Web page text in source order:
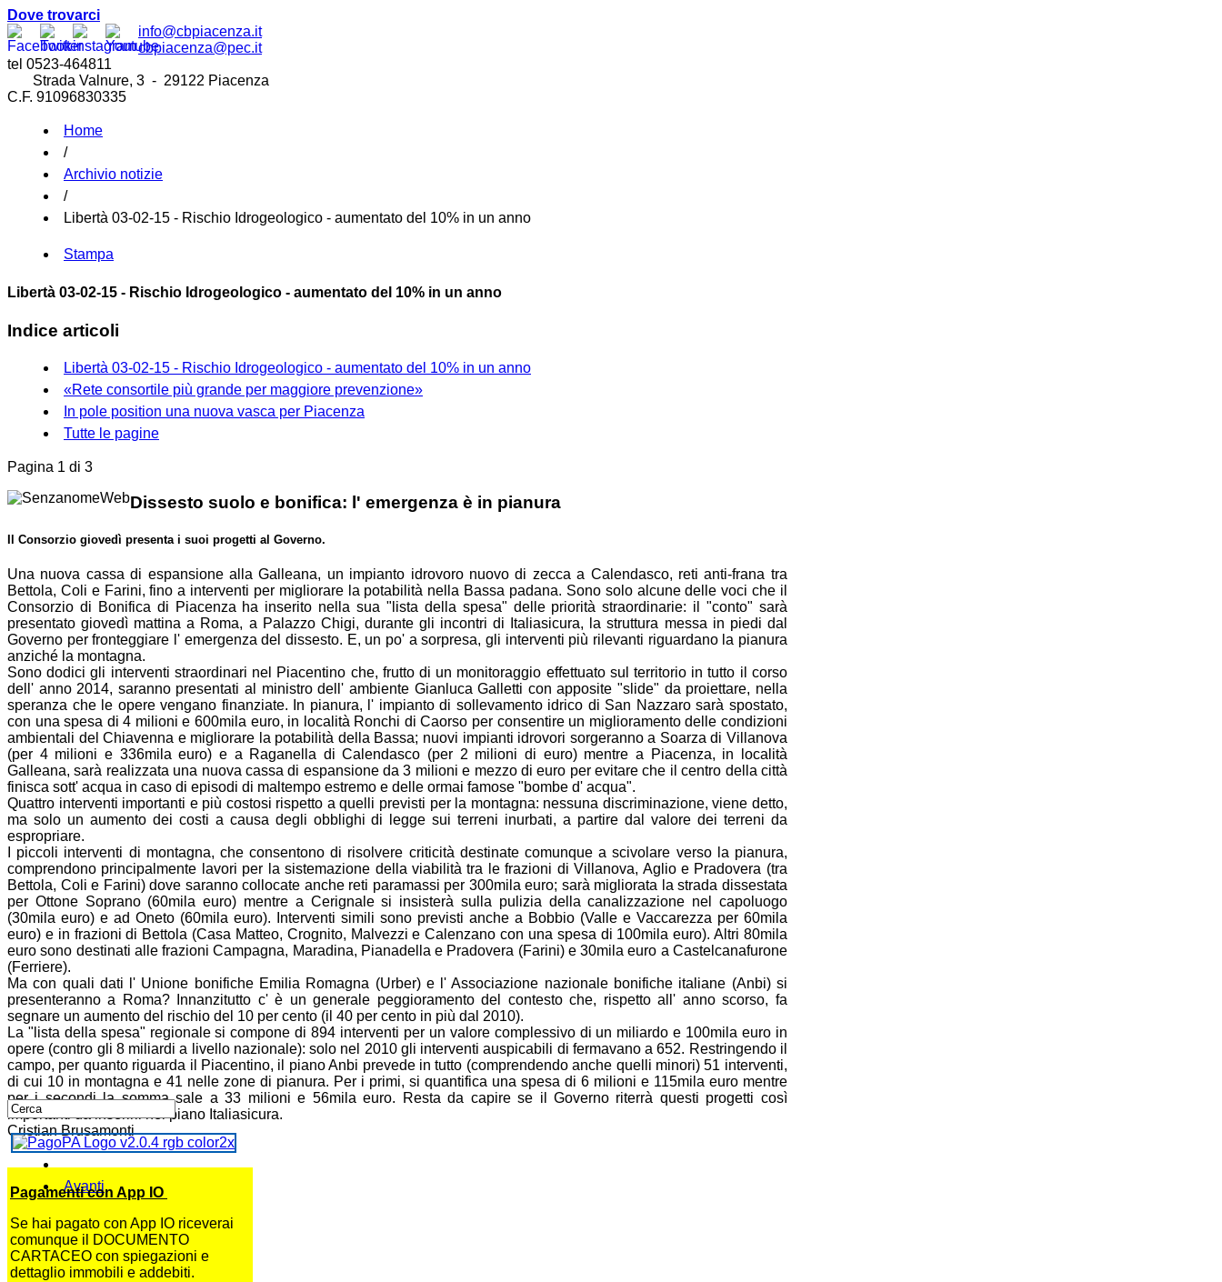
Dove trovarci
info@cbpiacenza.it
cbpiacenza@pec.it
tel 0523-464811
Strada Valnure, 3 - 29122 Piacenza
C.F. 91096830335
Home
/
Archivio notizie
/
Libertà 03-02-15 - Rischio Idrogeologico - aumentato del 10% in un anno
Stampa
Libertà 03-02-15 - Rischio Idrogeologico - aumentato del 10% in un anno
Indice articoli
Libertà 03-02-15 - Rischio Idrogeologico - aumentato del 10% in un anno
«Rete consortile più grande per maggiore prevenzione»
In pole position una nuova vasca per Piacenza
Tutte le pagine
Pagina 1 di 3
Dissesto suolo e bonifica: l' emergenza è in pianura
Consorzio giovedì presenta i suoi progetti al Governo.
Una nuova cassa di espansione alla Galleana, un impianto idrovoro nuovo di zecca a Calendasco, reti anti-frana tra
Bettola, Coli e Farini, fino a interventi per migliorare la potabilità nella Bassa padana. Sono solo alcune delle voci che il
Consorzio di Bonifica di Piacenza ha inserito nella sua "lista della spesa" delle priorità straordinarie: il "conto" sarà
presentato giovedì mattina a Roma, a Palazzo Chigi, durante gli incontri di Italiasicura, la struttura messa in piedi dal
Governo per fronteggiare l' emergenza del dissesto. E, un po' a sorpresa, gli interventi più rilevanti riguardano la pianura
anziché la montagna.
Sono dodici gli interventi straordinari nel Piacentino che, frutto di un monitoraggio effettuato sul territorio in tutto il corso
dell' anno 2014, saranno presentati al ministro dell' ambiente Gianluca Galletti con apposite "slide" da proiettare, nella
speranza che le opere vengano finanziate. In pianura, l' impianto di sollevamento idrico di San Nazzaro sarà spostato,
con una spesa di 4 milioni e 600mila euro, in località Ronchi di Caorso per consentire un miglioramento delle condizioni
ambientali del Chiavenna e migliorare la potabilità della Bassa; nuovi impianti idrovori sorgeranno a Soarza di Villanova
(per 4 milioni e 336mila euro) e a Raganella di Calendasco (per 2 milioni di euro) mentre a Piacenza, in località
Galleana, sarà realizzata una nuova cassa di espansione da 3 milioni e mezzo di euro per evitare che il centro della città
finisca sott' acqua in caso di episodi di maltempo estremo e delle ormai famose "bombe d' acqua".
Quattro interventi importanti e più costosi rispetto a quelli previsti per la montagna: nessuna discriminazione, viene detto,
ma solo un aumento dei costi a causa degli obblighi di legge sui terreni inurbati, a partire dal valore dei terreni da
espropriare.
I piccoli interventi di montagna, che consentono di risolvere criticità destinate comunque a scivolare verso la pianura,
comprendono principalmente lavori per la sistemazione della viabilità tra le frazioni di Villanova, Aglio e Pradovera (tra
Bettola, Coli e Farini) dove saranno collocate anche reti paramassi per 300mila euro; sarà migliorata la strada dissestata
per Ottone Soprano (60mila euro) mentre a Cerignale si insisterà sulla pulizia della canalizzazione nel capoluogo
(30mila euro) e ad Oneto (60mila euro). Interventi simili sono previsti anche a Bobbio (Valle e Vaccarezza per 60mila
euro) e in frazioni di Bettola (Casa Matteo, Crognito, Malvezzi e Calenzano con una spesa di 100mila euro). Altri 80mila
euro sono destinati alle frazioni Campagna, Maradina, Pianadella e Pradovera (Farini) e 30mila euro a Castelcanafurone
(Ferriere).
Ma con quali dati l' Unione bonificheEmilia Romagna (Urber) e l'Associazione nazionale bonifiche italiane (Anbi) si
presenteranno a Roma? Innanzitutto c' è un generale peggioramento del contesto che, rispetto all' anno scorso, fa
segnare un aumento del rischio del 10 per cento (il 40 per cento in più dal 2010).
La "lista della spesa" regionale si compone di 894 interventi per un valore complessivo di un miliardo e 100mila euro in
opere (contro gli 8 miliardi a livello nazionale): solo nel 2010 gli interventi auspicabili di fermavano a 652. Restringendo il
campo, per quanto riguarda il Piacentino, il pianoAnbi prevede in tutto (comprendendo anche quelli minori) 51 interventi,
di cui 10 in montagna e 41 nelle zone di pianura. Per i primi, si quantifica una spesa di 6 milioni e 115mila euro mentre
per i secondi la somma sale a 33 milioni e 56mila euro. Resta da capire se il Governo riterrà questi progetti così
importanti da inserirli nel piano Italiasicura.
Cristian Brusamonti
Avanti
Pagamenti con App IO
Se hai pagato con App IO riceverai
comunque il DOCUMENTO
CARTACEO con spiegazioni e
dettaglio immobili e addebiti.